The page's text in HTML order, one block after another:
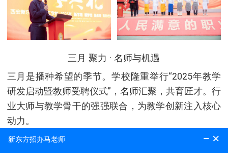
三月 聚力 · 名师与机遇
三月是播种希望的季节。学校隆重举行“2025年教学
研发启动暨教师受聘仪式”，名师汇聚，共育匠才。行
业大师与教学骨干的强强联合，为教学创新注入核心
动力。